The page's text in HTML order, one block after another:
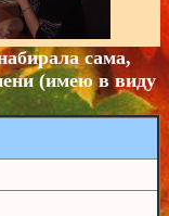
сама,
(имею в виду